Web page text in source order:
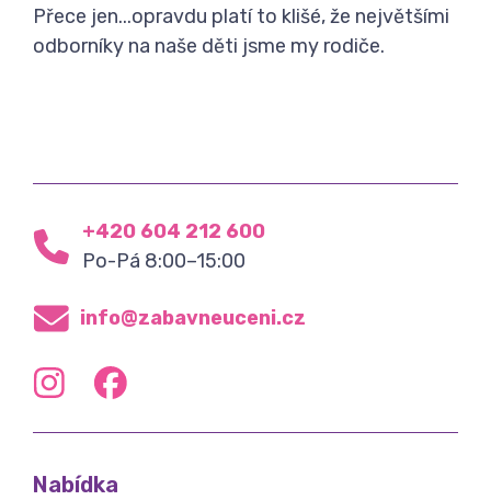
Přece jen...opravdu platí to klišé, že největšími
odborníky na naše děti jsme my rodiče.
+420 604 212 600
Po-Pá 8:00–15:00
info@zabavneuceni.cz
Nabídka